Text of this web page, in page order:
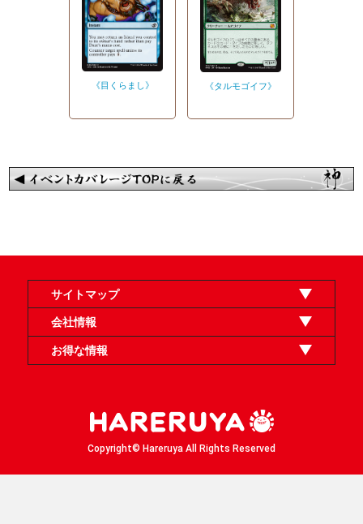
《目くらまし》 《タルモゴイフ》
サイトマップ
オンラインショップ
買取
記事
選手一覧
デッキ検索
デッキ構築
イベント・大会
店舗のご案内
お問い合わせ
ヘルプ
FAQ
会社情報
利用規約
スタッフ募集
特定商取引法表示
個人情報保護方針
企業情報
お得な情報
Copyright© Hareruya All Rights Reserved